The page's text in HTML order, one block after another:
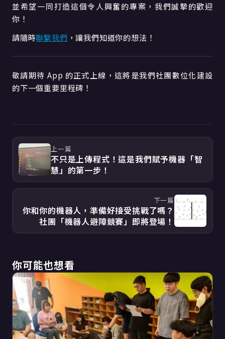
並希望一同打造這個令人興奮的專案，我們誠摯的歡迎
你！
請隨時聯繫我們 ，讓我們知道你的想法！
敬請期待 App 的正式上線，這將是我們社團數位化建設
的下一個重要里程碑！
上一篇
不只是上傳程式！這是我們賦予機器「智
慧」的第一步！
下一篇
你和你的機器人，準備好接受挑戰了嗎？
社團「機器人避障競賽」即將登場！
你可能也想看